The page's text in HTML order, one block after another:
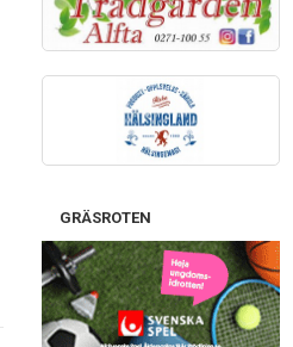
GRÄSROTEN